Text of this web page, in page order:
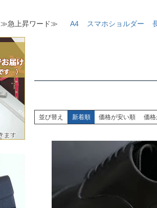
≫急上昇ワード≫ A4 スマホショルダー
並び替え 新着順 価格が安い順 価